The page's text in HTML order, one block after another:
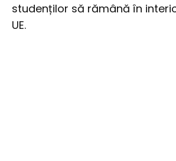
studenților să rămână în
UE.